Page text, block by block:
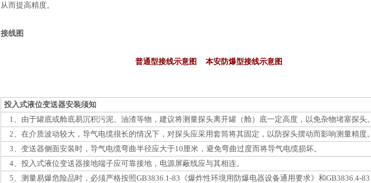
从而提高精度。
接线图
普通型接线示意图 本安防爆型接线示意图
投入式液位变送器安装须知
1、由于罐底或舱底易沉积污泥、油渣等物，建议将测量探头离开罐（舱）底一定高度，以免杂物堵塞探头。
2、在介质波动较大，导气电缆很长的情况下，对探头应采用套筒将其固定，以防探头摆动而影响测量精度。
3、变送器侧面安装时，导气电缆弯曲半径应大于10厘米，避免弯曲过度而将导气电缆损坏。
4、投入式液位变送器接地端子应可靠接地，电源屏蔽线应与其相连。
5、测量易爆危险品时，必须严格按照GB3836.1-83 《爆炸性环境用防爆电器设备通用要求》和GB3836.4-83